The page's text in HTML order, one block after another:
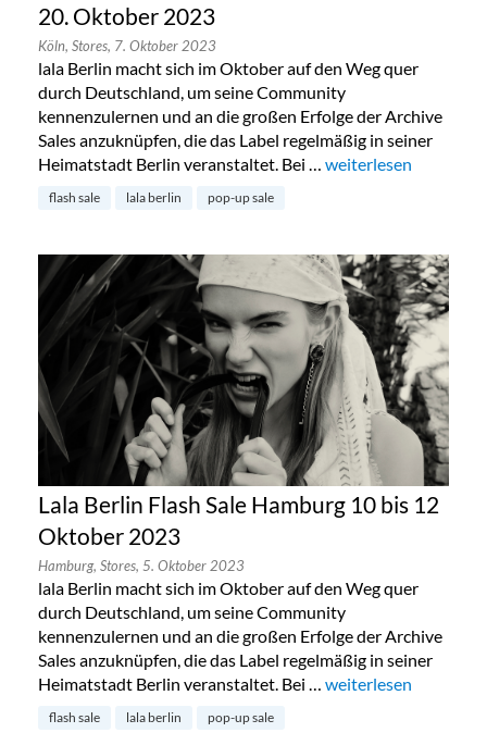
20. Oktober 2023
Köln, Stores, 7. Oktober 2023
lala Berlin macht sich im Oktober auf den Weg quer
durch Deutschland, um seine Community
kennenzulernen und an die großen Erfolge der Archive
Sales anzuknüpfen, die das Label regelmäßig in seiner
Heimatstadt Berlin veranstaltet. Bei … „Lala Berlin Flash
weiterlesen
flash sale lala berlin pop-up sale
Lala Berlin Flash Sale Hamburg 10 bis 12
Oktober 2023
Hamburg, Stores, 5. Oktober 2023
lala Berlin macht sich im Oktober auf den Weg quer
durch Deutschland, um seine Community
kennenzulernen und an die großen Erfolge der Archive
Sales anzuknüpfen, die das Label regelmäßig in seiner
Heimatstadt Berlin veranstaltet. Bei … „Lala Berlin Flash
weiterlesen
flash sale lala berlin pop-up sale